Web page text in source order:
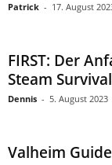
Patrick - 17. August
FIRST: Der
Steam
Dennis - 5. August 2023
Valheim